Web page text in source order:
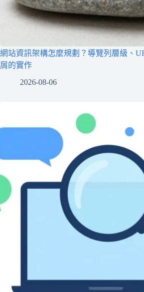
網站資訊架構怎麼規劃？導覽列層級、
屑的實作
2026-08-06